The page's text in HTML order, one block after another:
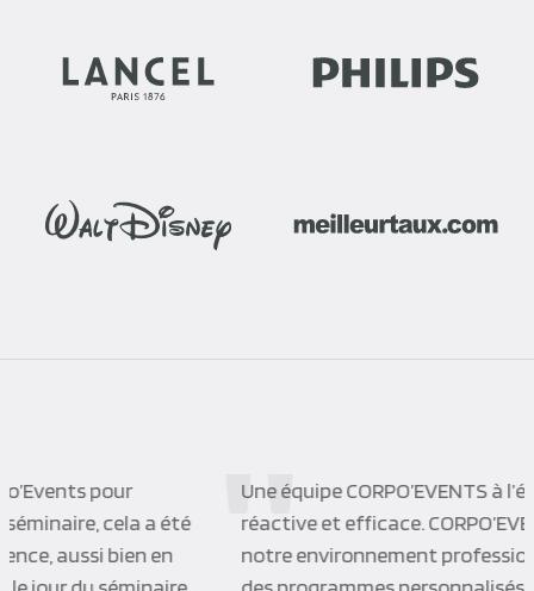
Une équipe CORPO’EVENTS à l’écoute de ses clients,
réactive et efficace. CORPO’EVENTS a su s’adapter à
notre environnement professionnel et nous proposer